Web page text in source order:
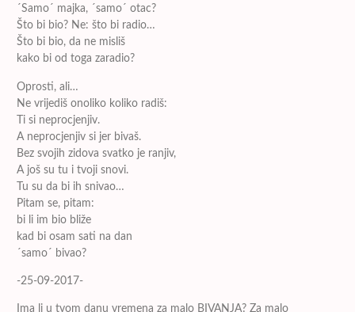
´Samo´ majka, ´samo´ otac?
Što bi bio? Ne: što bi radio…
Što bi bio, da ne misliš
kako bi od toga zaradio?
Oprosti, ali…
Ne vrijediš onoliko koliko radiš:
Ti si neprocjenjiv.
A neprocjenjiv si jer bivaš.
Bez svojih zidova svatko je ranjiv,
A još su tu i tvoji snovi.
Tu su da bi ih snivao…
Pitam se, pitam:
bi li im bio bliže
kad bi osam sati na dan
´samo´ bivao?
-25-09-2017-
Ima li u tvom danu vremena za malo BIVANJA? Za malo